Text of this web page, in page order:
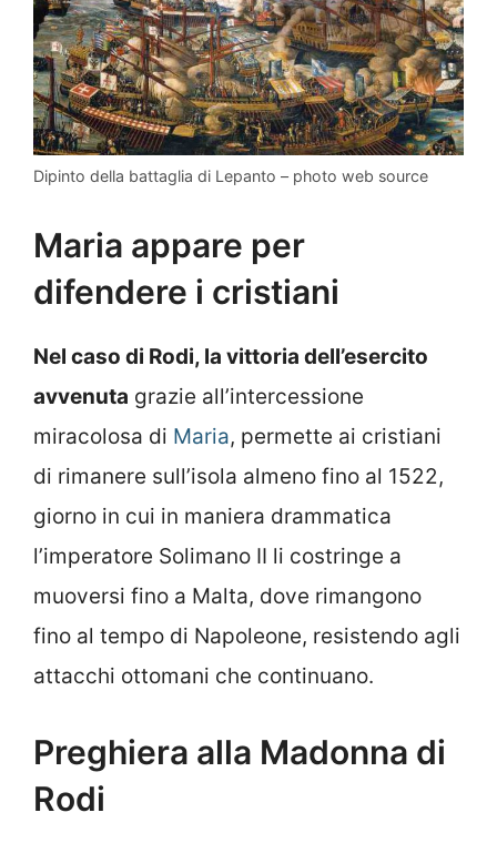
Dipinto della battaglia di Lepanto – photo web source
Maria appare per
difendere i cristiani
Nel caso di Rodi, la vittoria dell’esercito
avvenuta grazie all’intercessione
miracolosa di Maria, permette ai cristiani
di rimanere sull’isola almeno fino al 1522,
giorno in cui in maniera drammatica
l’imperatore Solimano II li costringe a
muoversi fino a Malta, dove rimangono
fino al tempo di Napoleone, resistendo agli
attacchi ottomani che continuano.
Preghiera alla Madonna di
Rodi